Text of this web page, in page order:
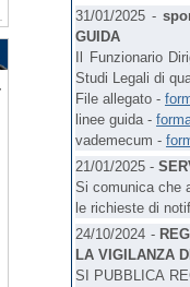
31/01/2025 -
GUIDA
Il Funzionario
Studi Legali di
File allegato -
linee guida -
vademecum -
21/01/2025 -
Si comunica che
le richieste di
24/10/2024 -
LA VIGILANZA
SI PUBBLICA